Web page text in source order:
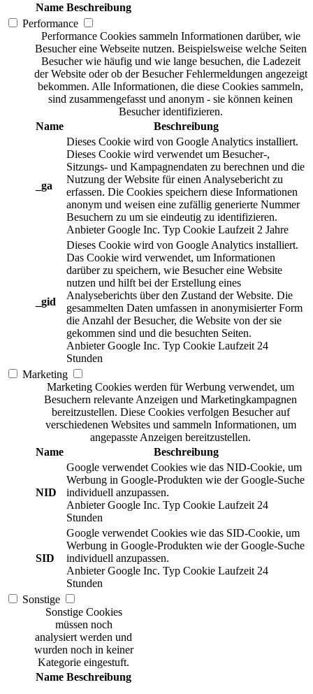
Name Beschreibung
Performance
Performance Cookies sammeln Informationen darüber, wie
Besucher eine Webseite nutzen. Beispielsweise welche Seiten
Besucher wie häufig und wie lange besuchen, die Ladezeit
der Website oder ob der Besucher Fehlermeldungen angezeigt
bekommen. Alle Informationen, die diese Cookies sammeln,
sind zusammengefasst und anonym - sie können keinen
Besucher identifizieren.
Name
Beschreibung
_ga
Dieses Cookie wird von Google Analytics installiert.
Dieses Cookie wird verwendet um Besucher-,
Sitzungs- und Kampagnendaten zu berechnen und die
Nutzung der Website für einen Analysebericht zu
erfassen. Die Cookies speichern diese Informationen
anonym und weisen eine zufällig generierte Nummer
Besuchern zu um sie eindeutig zu identifizieren.
Anbieter Google Inc. Typ Cookie Laufzeit 2 Jahre
_gid
Dieses Cookie wird von Google Analytics installiert.
Das Cookie wird verwendet, um Informationen
darüber zu speichern, wie Besucher eine Website
nutzen und hilft bei der Erstellung eines
Analyseberichts über den Zustand der Website. Die
gesammelten Daten umfassen in anonymisierter Form
die Anzahl der Besucher, die Website von der sie
gekommen sind und die besuchten Seiten.
Anbieter Google Inc. Typ Cookie Laufzeit 24
Stunden
Marketing
Marketing Cookies werden für Werbung verwendet, um
Besuchern relevante Anzeigen und Marketingkampagnen
bereitzustellen. Diese Cookies verfolgen Besucher auf
verschiedenen Websites und sammeln Informationen, um
angepasste Anzeigen bereitzustellen.
Name
Beschreibung
NID
Google verwendet Cookies wie das NID-Cookie, um
Werbung in Google-Produkten wie der Google-Suche
individuell anzupassen.
Anbieter Google Inc. Typ Cookie Laufzeit 24
Stunden
SID
Google verwendet Cookies wie das SID-Cookie, um
Werbung in Google-Produkten wie der Google-Suche
individuell anzupassen.
Anbieter Google Inc. Typ Cookie Laufzeit 24
Stunden
Sonstige
Sonstige Cookies
müssen noch
analysiert werden und
wurden noch in keiner
Kategorie eingestuft.
Name Beschreibung